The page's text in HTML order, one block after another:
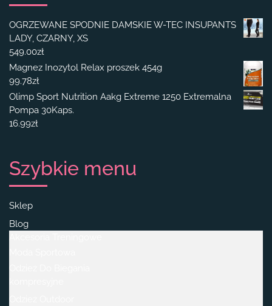
OGRZEWANE SPODNIE DAMSKIE W-TEC INSUPANTS
LADY, CZARNY, XS
549.00zł
Magnez Inozytol Relax proszek 454g
99.78zł
Olimp Sport Nutrition Aakg Extreme 1250 Extremalna
Pompa 30Kaps.
16.99zł
Szybkie menu
Sklep
Blog